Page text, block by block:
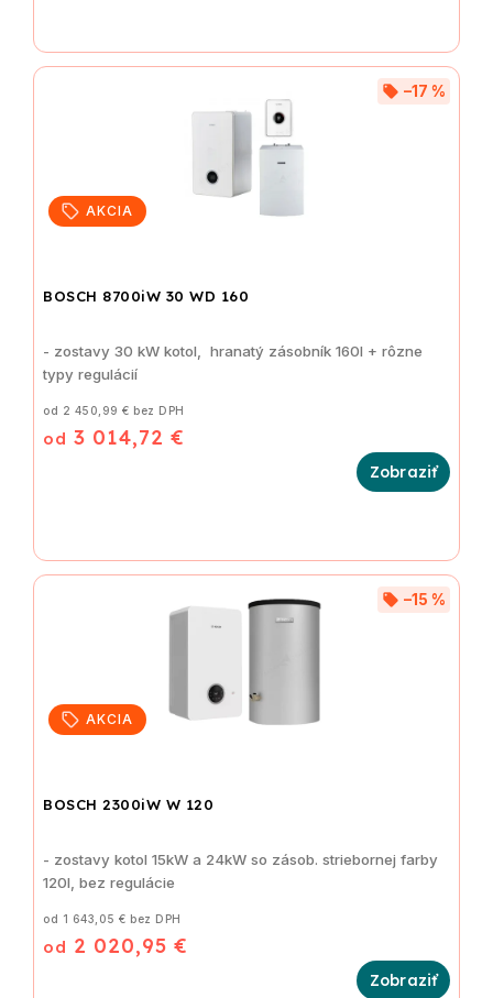
AKCIA
BOSCH 8700iW 30 WD 160
–17 %
od 2 450,99 € bez DPH
od 3 014,72 €
- zostavy 30 kW kotol, hranatý zásobník 160l + rôzne
typy regulácií
AKCIA
BOSCH 2300iW W 120
–15 %
od 1 643,05 € bez DPH
od 2 020,95 €
- zostavy kotol 15kW a 24kW so zásob. striebornej farby
120l, bez regulácie